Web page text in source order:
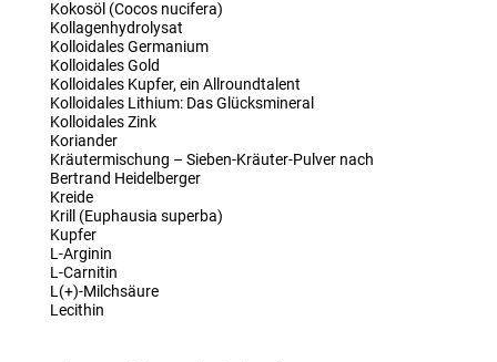
Kokosöl (Cocos nucifera)
Kollagenhydrolysat
Kolloidales Germanium
Kolloidales Gold
Kolloidales Kupfer, ein Allroundtalent
Kolloidales Lithium: Das Glücksmineral
Kolloidales Zink
Koriander
Kräutermischung – Sieben-Kräuter-Pulver nach
Bertrand Heidelberger
Kreide
Krill (Euphausia superba)
Kupfer
L-Arginin
L-Carnitin
L(+)-Milchsäure
Lecithin